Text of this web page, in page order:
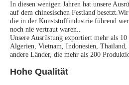
In diesen wenigen Jahren hat unsere
auf dem chinesischen Festland
die in der Kunststoffindustrie führend
noch nie vertraut waren..
Unsere Ausrüstung exportiert mehr als
Algerien, Vietnam, Indonesien,
andere Länder, die mehr als 200
Hohe Qualität